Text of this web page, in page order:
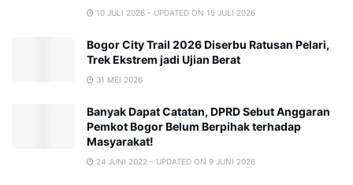
10 JULI 2026 - UPDATED ON 15 JULI 2026
Bogor City Trail 2026 Diserbu Ratusan Pelari,
Trek Ekstrem jadi Ujian Berat
31 MEI 2026
Banyak Dapat Catatan, DPRD Sebut Anggaran
Pemkot Bogor Belum Berpihak terhadap
Masyarakat!
24 JUNI 2022 - UPDATED ON 9 JUNI 2026